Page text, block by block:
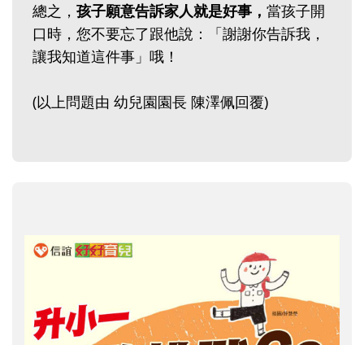
總之， 孩子願意告訴家人就是好事， 當孩子開
口時，您不要忘了跟他說：「謝謝你告訴我，
讓我知道這件事」哦！
(以上問題由 幼兒園園長 陳澤佩回覆)